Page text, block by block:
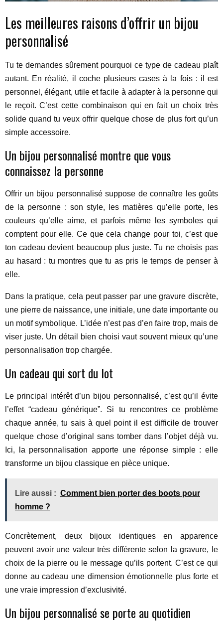
Les meilleures raisons d’offrir un bijou
personnalisé
Tu te demandes sûrement pourquoi ce type de cadeau plaît
autant. En réalité, il coche plusieurs cases à la fois : il est
personnel, élégant, utile et facile à adapter à la personne qui
le reçoit. C’est cette combinaison qui en fait un choix très
solide quand tu veux offrir quelque chose de plus fort qu’un
simple accessoire.
Un bijou personnalisé montre que vous
connaissez la personne
Offrir un bijou personnalisé suppose de connaître les goûts
de la personne : son style, les matières qu’elle porte, les
couleurs qu’elle aime, et parfois même les symboles qui
comptent pour elle. Ce que cela change pour toi, c’est que
ton cadeau devient beaucoup plus juste. Tu ne choisis pas
au hasard : tu montres que tu as pris le temps de penser à
elle.
Dans la pratique, cela peut passer par une gravure discrète,
une pierre de naissance, une initiale, une date importante ou
un motif symbolique. L’idée n’est pas d’en faire trop, mais de
viser juste. Un détail bien choisi vaut souvent mieux qu’une
personnalisation trop chargée.
Un cadeau qui sort du lot
Le principal intérêt d’un bijou personnalisé, c’est qu’il évite
l’effet “cadeau générique”. Si tu rencontres ce problème
chaque année, tu sais à quel point il est difficile de trouver
quelque chose d’original sans tomber dans l’objet déjà vu.
Ici, la personnalisation apporte une réponse simple : elle
transforme un bijou classique en pièce unique.
Lire aussi : Comment bien porter des boots pour
homme ?
Concrètement, deux bijoux identiques en apparence
peuvent avoir une valeur très différente selon la gravure, le
choix de la pierre ou le message qu’ils portent. C’est ce qui
donne au cadeau une dimension émotionnelle plus forte et
une vraie impression d’exclusivité.
Un bijou personnalisé se porte au quotidien